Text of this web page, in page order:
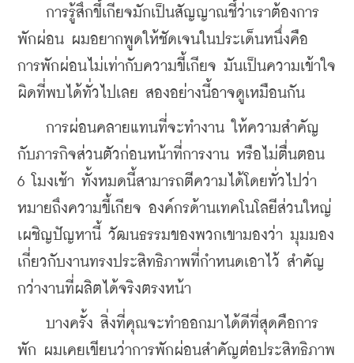
การรู้สึกขี้เกียจมักเป็นสัญญาณชี้ว่าเราต้องการ
พักผ่อน ผมอยากพูดให้ชัดเจนในประเด็นหนึ่งคือ
การพักผ่อนไม่เท่ากับความขี้เกียจ มันเป็นความเข้าใจ
ผิดที่พบได้ทั่วไปเลย สองอย่างนี้อาจดูเหมือนกัน
การผ่อนคลายแทนที่จะทำงาน ให้ความสำคัญ
กับภารกิจส่วนตัวก่อนหน้าที่การงาน หรือไม่ตื่นตอน
6 โมงเช้า ทั้งหมดนี้สามารถตีความได้โดยทั่วไปว่า
หมายถึงความขี้เกียจ องค์กรด้านเทคโนโลยีส่วนใหญ่
เผชิญปัญหานี้ วัฒนธรรมของพวกเขามองว่า มุมมอง
เกี่ยวกับงานทรงประสิทธิภาพที่กำหนดเอาไว้ สำคัญ
กว่างานที่ผลิตได้จริงตรงหน้า
บางครั้ง สิ่งที่คุณจะทำออกมาได้ดีที่สุดคือการ
พัก ผมเคยเขียนว่าการพักผ่อนสำคัญต่อประสิทธิภาพ